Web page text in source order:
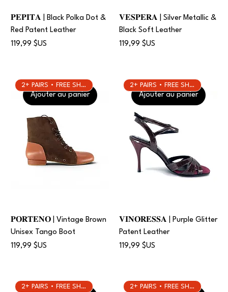
𝐏𝐄𝐏𝐈𝐓𝐀 | Black Polka Dot &
Red Patent Leather
Prix
119,99 $US
𝐕𝐄𝐒𝐏𝐄𝐑𝐀 | Silver Metallic &
Black Soft Leather
Prix
119,99 $US
Ajouter au panier
2+ PAIRS • FREE SHIPPING
𝐏𝐎𝐑𝐓𝐄𝐍𝐎 | Vintage Brown
Unisex Tango Boot
Prix
119,99 $US
Ajouter au panier
2+ PAIRS • FREE SHIPPING
𝐕𝐈𝐍𝐎𝐑𝐄𝐒𝐒𝐀 | Purple Glitter
Patent Leather
Prix
119,99 $US
2+ PAIRS • FREE SHIPPING 2+ PAIRS • FREE SHIPPING